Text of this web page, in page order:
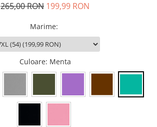
265,00 RON 199,99 RON
Marime:
Culoare: Menta